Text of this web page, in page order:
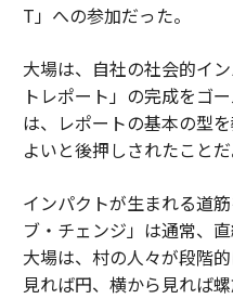
T」への参加だった。
大場は、自社の社会的イ
トレポート」の完成をゴ
は、レポートの基本の型
よいと後押しされたことだ
インパクトが生まれる道
ブ・チェンジ」は通常、
大場は、村の人々が段階
見れば円、横から見れば